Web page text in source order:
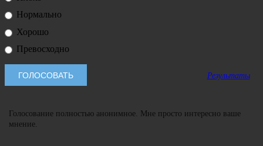
Нормально
Хорошо
Превосходно
Результаты
Голосование полностью анонимное. Мне просто интересно ваше
мнение.